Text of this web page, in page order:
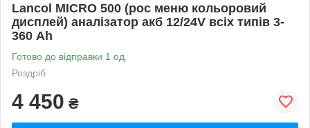
Lancol MICRO 500 (рос меню кольоровий
дисплей) аналізатор акб 12/24V всіх типів 3-
360 Ah
Готово до відправки 1 од.
Роздріб
4 450 ₴